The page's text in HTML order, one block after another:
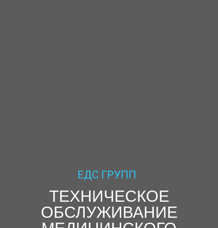
ЕДС ГРУПП
ТЕХНИЧЕСКОЕ
ОБСЛУЖИВАНИЕ